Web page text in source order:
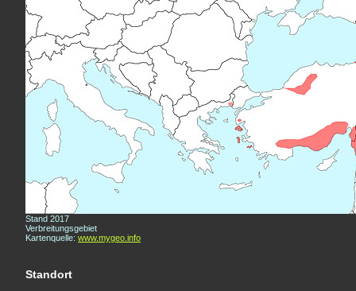
Stand 2017
Verbreitungsgebiet
Kartenquelle: www.mygeo.info
Standort